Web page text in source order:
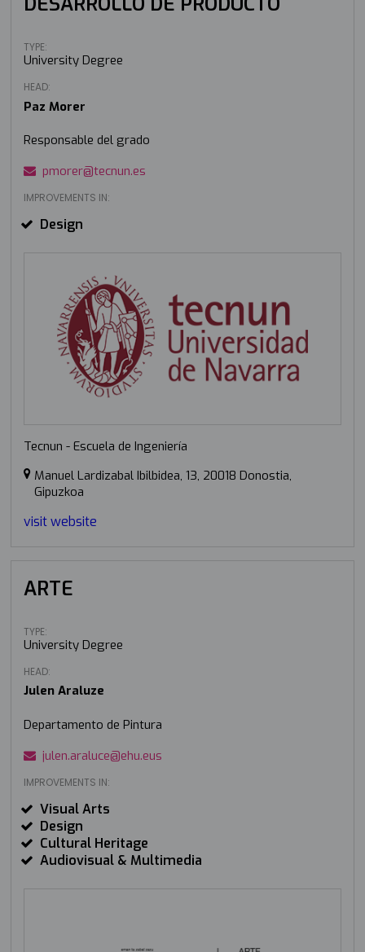
TYPE:
University Degree
HEAD:
Paz Morer
Responsable del grado
pmorer@tecnun.es
IMPROVEMENTS IN:
Design
Tecnun - Escuela de Ingeniería
Manuel Lardizabal Ibilbidea, 13, 20018 Donostia,
Gipuzkoa
visit website
ARTE
TYPE:
University Degree
HEAD:
Julen Araluze
Departamento de Pintura
julen.araluce@ehu.eus
IMPROVEMENTS IN:
Visual Arts
Design
Cultural Heritage
Audiovisual & Multimedia